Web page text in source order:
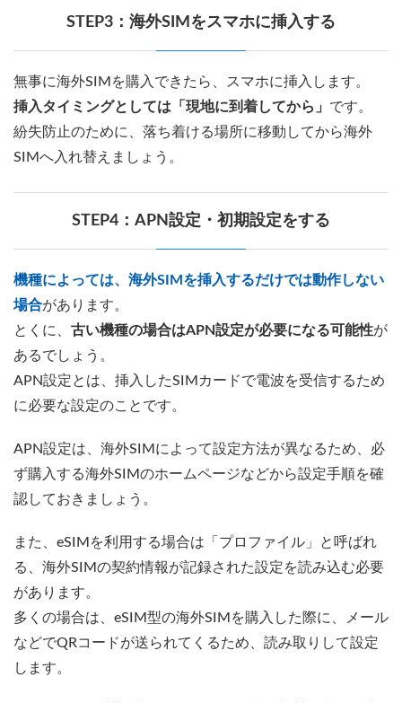
STEP3：海外SIMをスマホに挿入する
無事に海外SIMを購入できたら、スマホに挿入します。
挿入タイミングとしては「現地に到着してから」 です。
紛失防止のために、落ち着ける場所に移動してから海外
SIMへ入れ替えましょう。
STEP4：APN設定・初期設定をする
機種によっては、海外SIMを挿入するだけでは動作しない
場合があります。
とくに、 古い機種の場合はAPN設定が必要になる可能性が
あるでしょう。
APN設定とは、挿入したSIMカードで電波を受信するため
に必要な設定のことです。
APN設定は、海外SIMによって設定方法が異なるため、必
ず購入する海外SIMのホームページなどから設定手順を確
認しておきましょう。
また、eSIMを利用する場合は「プロファイル」と呼ばれ
る、海外SIMの契約情報が記録された設定を読み込む必要
があります。
多くの場合は、eSIM型の海外SIMを購入した際に、メール
などでQRコードが送られてくるため、読み取りして設定
します。